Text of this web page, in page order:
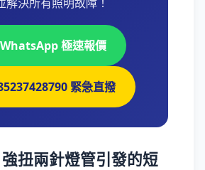
極速報價
緊急直撥
扭兩針燈管引發的短